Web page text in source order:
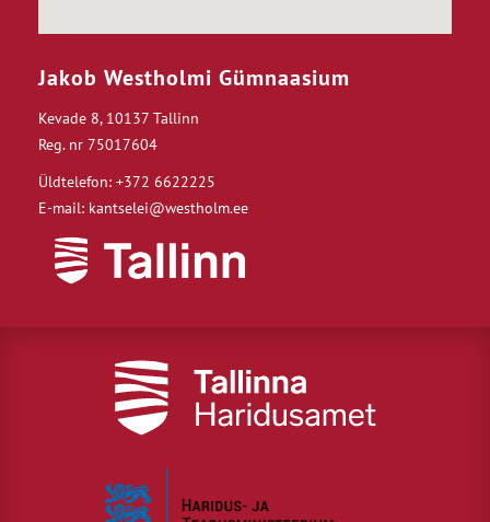
Jakob Westholmi Gümnaasium
Kevade 8, 10137 Tallinn
Reg. nr 75017604
Üldtelefon: +372 6622225
E-mail: kantselei@westholm.ee